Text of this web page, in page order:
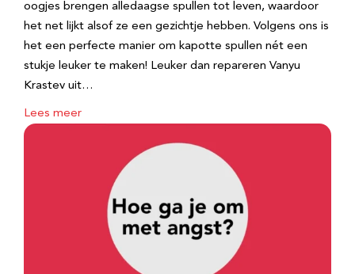
oogjes brengen alledaagse spullen tot leven, waardoor
het net lijkt alsof ze een gezichtje hebben. Volgens ons is
het een perfecte manier om kapotte spullen nét een
stukje leuker te maken! Leuker dan repareren Vanyu
Krastev uit…
Lees meer